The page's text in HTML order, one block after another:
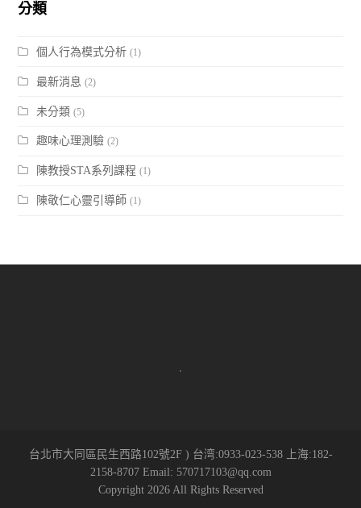
分類
個人行為模式分析 (1)
最新消息 (2)
未分類 (5)
趣味心理測驗 (2)
陳教授STA系列課程 (1)
陳敬仁心靈引導師 (1)
.
台北市大同區民生西路102號2F ) 台湾:0933-023-538 上海:182-
2158-8707 Email: 570717103@qq.com
Copyright 2026 All Rights Reserved